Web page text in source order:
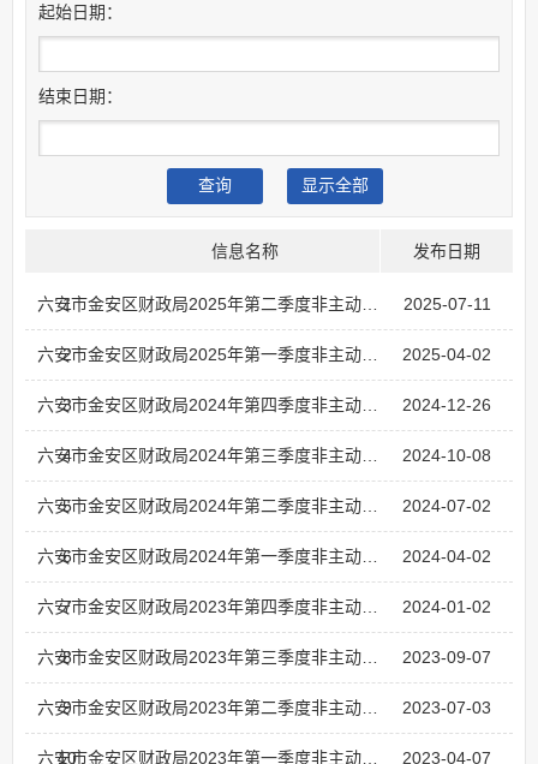
起始日期：
结束日期：
发布日期
信息名称
2025-07-11
1
2025-04-02
2
2024-12-26
3
2024-10-08
4
2024-07-02
5
2024-04-02
6
2024-01-02
7
2023-09-07
8
2023-07-03
9
2023-04-07
10